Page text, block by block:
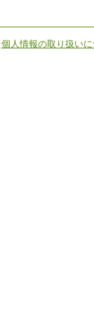
個人情報の取り扱い